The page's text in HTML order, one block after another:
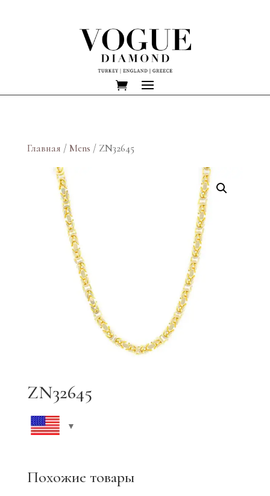
Главная /Mens / ZN32645
ZN32645
Похожие товары